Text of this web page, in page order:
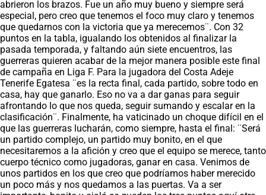
abrieron los brazos. Fue un año muy bueno y siempre será
especial, pero creo que tenemos el foco muy claro y tenemos
que quedarnos con la victoria que ya merecemos¨. Con 32
puntos en la tabla, igualando los obtenidos al finalizar la
pasada temporada, y faltando aún siete encuentros, las
guerreras quieren acabar de la mejor manera posible este final
de campaña en Liga F. Para la jugadora del Costa Adeje
Tenerife Egatesa ¨es la recta final, cada partido, sobre todo en
casa, hay que ganarlo. Eso no va a dar ganas para seguir
afrontando lo que nos queda, seguir sumando y escalar en la
clasificación¨. Finalmente, ha vaticinado un choque difícil en el
que las guerreras lucharán, como siempre, hasta el final: ¨Será
un partido complejo, un partido muy bonito, en el que
necesitaremos a la afición y creo que el equipo se merece, tanto
cuerpo técnico como jugadoras, ganar en casa. Venimos de
unos partidos en los que creo que podríamos haber merecido
un poco más y nos quedamos a las puertas. Va a ser